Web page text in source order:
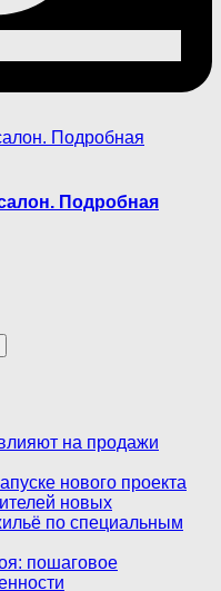
Подробная
на продажи
нового проекта
новых
по специальным
пошаговое